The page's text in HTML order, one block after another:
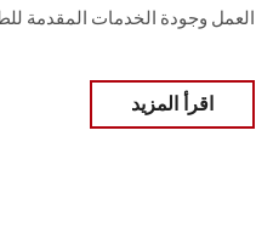
العمل وجودة الخدمات المقدمة
اقرأ المزيد